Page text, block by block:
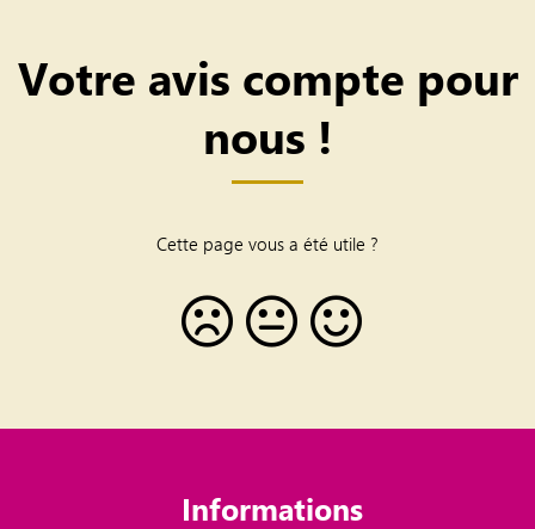
Votre avis compte pour
nous !
Cette page vous a été utile ?
Informations